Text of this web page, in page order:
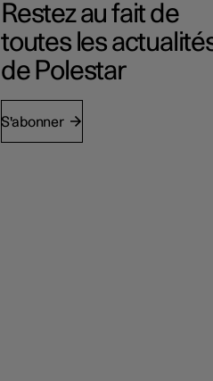
Restez au fait de
toutes les
de Polestar
S'abonner